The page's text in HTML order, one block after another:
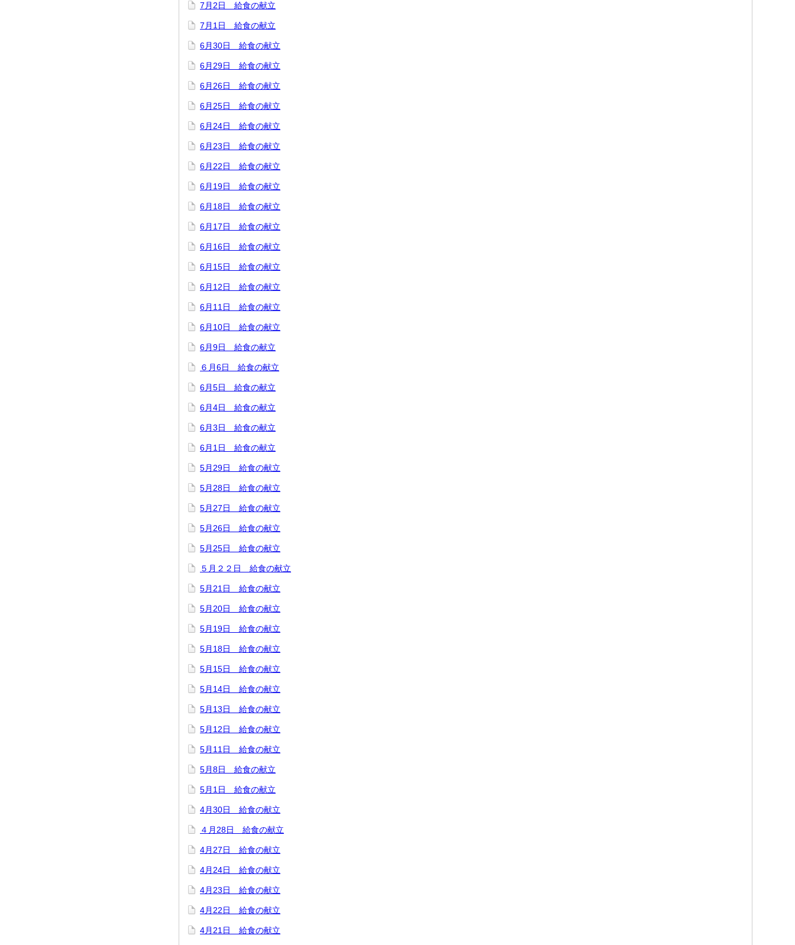
7月2日 給食の献立
7月1日 給食の献立
6月30日 給食の献立
6月29日 給食の献立
6月26日 給食の献立
6月25日 給食の献立
6月24日 給食の献立
6月23日 給食の献立
6月22日 給食の献立
6月19日 給食の献立
6月18日 給食の献立
6月17日 給食の献立
6月16日 給食の献立
6月15日 給食の献立
6月12日 給食の献立
6月11日 給食の献立
6月10日 給食の献立
6月9日 給食の献立
６月6日 給食の献立
6月5日 給食の献立
6月4日 給食の献立
6月3日 給食の献立
6月1日 給食の献立
5月29日 給食の献立
5月28日 給食の献立
5月27日 給食の献立
5月26日 給食の献立
5月25日 給食の献立
５月２２日 給食の献立
5月21日 給食の献立
5月20日 給食の献立
5月19日 給食の献立
5月18日 給食の献立
5月15日 給食の献立
5月14日 給食の献立
5月13日 給食の献立
5月12日 給食の献立
5月11日 給食の献立
5月8日 給食の献立
5月1日 給食の献立
4月30日 給食の献立
４月28日 給食の献立
4月27日 給食の献立
4月24日 給食の献立
4月23日 給食の献立
4月22日 給食の献立
4月21日 給食の献立